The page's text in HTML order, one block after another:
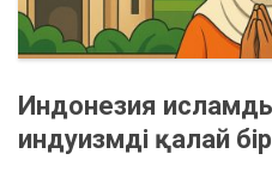
Индонезия
индуизмді қалай